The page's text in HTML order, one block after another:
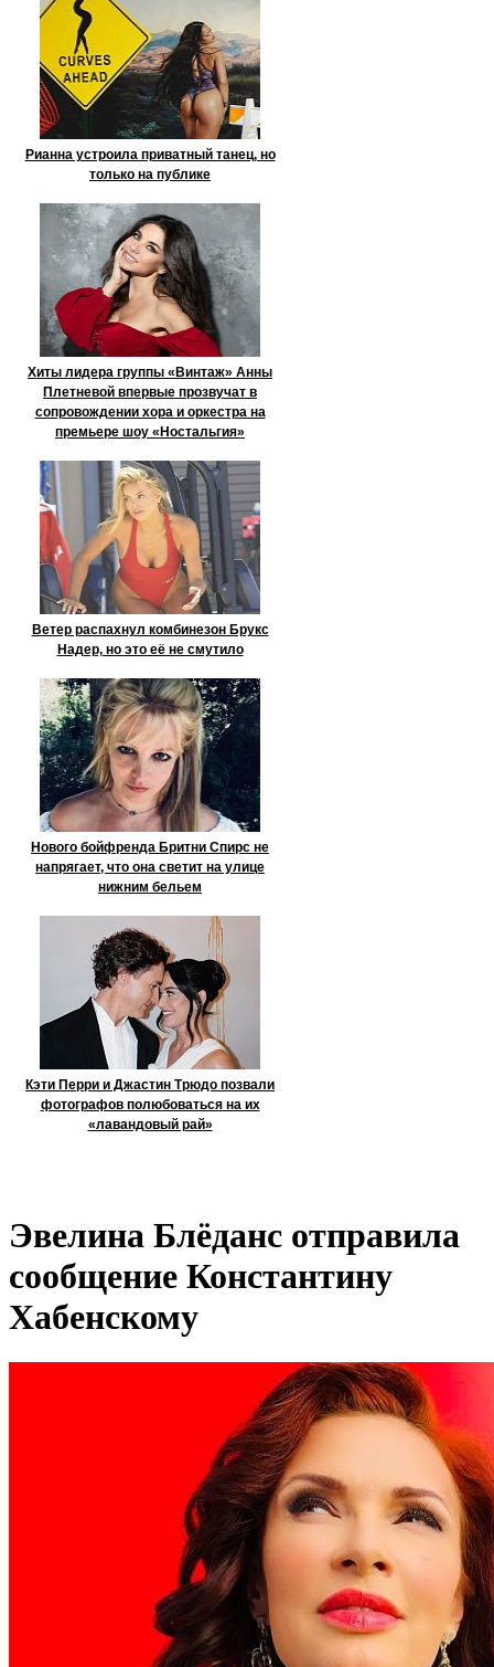
Рианна устроила приватный танец, но
только на публике
Хиты лидера группы «Винтаж» Анны
Плетневой впервые прозвучат в
сопровождении хора и оркестра на
премьере шоу «Ностальгия»
Ветер распахнул комбинезон Брукс
Надер, но это её не смутило
Нового бойфренда Бритни Спирс не
напрягает, что она светит на улице
нижним бельем
Кэти Перри и Джастин Трюдо позвали
фотографов полюбоваться на их
«лавандовый рай»
Эвелина Блёданс отправила
сообщение Константину
Хабенскому